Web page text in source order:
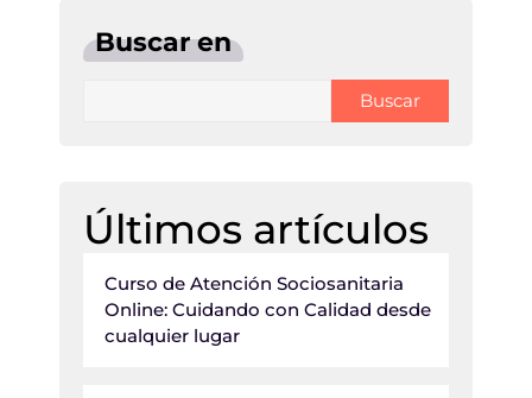
Buscar en
Buscar
Últimos artículos
Curso de Atención Sociosanitaria
Online: Cuidando con Calidad desde
cualquier lugar